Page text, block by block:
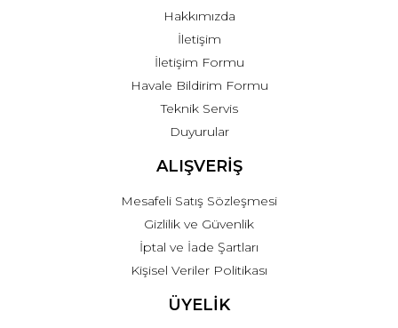
Hakkımızda
İletişim
İletişim Formu
Havale Bildirim Formu
Teknik Servis
Duyurular
ALIŞVERİŞ
Mesafeli Satış Sözleşmesi
Gizlilik ve Güvenlik
İptal ve İade Şartları
Kişisel Veriler Politikası
ÜYELİK